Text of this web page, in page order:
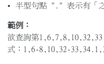
半型句點 "." 表示有「
範例：
欲查詢第
式：1,6-8,10,32-